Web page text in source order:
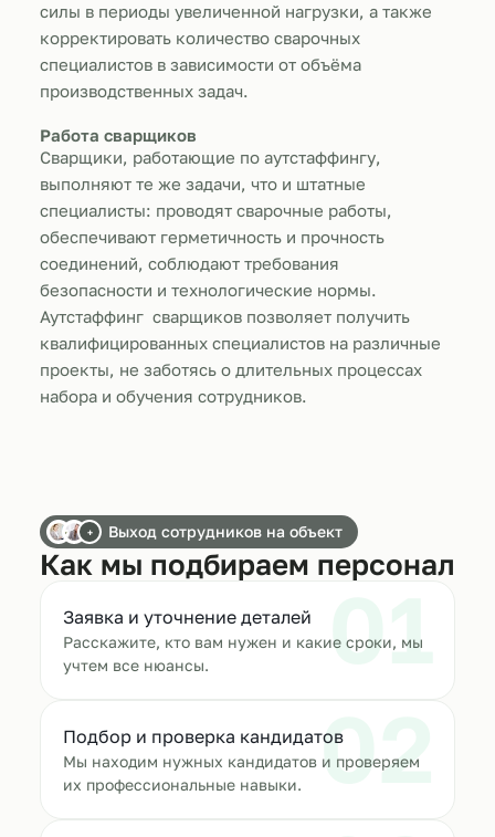
силы в периоды увеличенной нагрузки, а также
корректировать количество сварочных
специалистов в зависимости от объёма
производственных задач.
Работа сварщиков
Сварщики, работающие по аутстаффингу,
выполняют те же задачи, что и штатные
специалисты: проводят сварочные работы,
обеспечивают герметичность и прочность
соединений, соблюдают требования
безопасности и технологические нормы.
Аутстаффинг сварщиков позволяет получить
квалифицированных специалистов на различные
проекты, не заботясь о длительных процессах
набора и обучения сотрудников.
+ Выход сотрудников на объект
Как мы подбираем персонал
01
Заявка и уточнение деталей
Расскажите, кто вам нужен и какие сроки, мы
учтем все нюансы.
02
Подбор и проверка кандидатов
Мы находим нужных кандидатов и проверяем
их профессиональные навыки.